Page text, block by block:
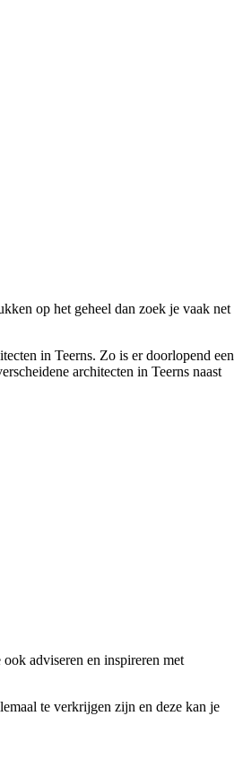
op het geheel dan zoek je vaak net
in Teerns. Zo is er doorlopend een
architecten in Teerns naast
adviseren en inspireren met
te verkrijgen zijn en deze kan je